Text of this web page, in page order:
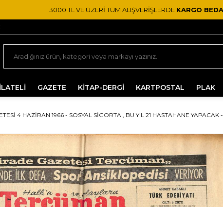
3000 TL VE ÜZERİ TÜM ALIŞVERİŞLERDE KARGO
GAZETE KİTAP-DERGİ KARTPOSTAL PLAK
4 HAZIRAN 1966 - SOSYAL SIGORTA , BU YIL 21 HASTAHANE